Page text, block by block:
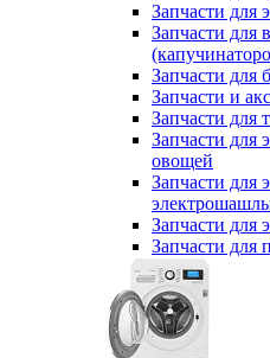
Запчасти для
Запчасти для
Запчасти для
Запчасти и
Запчасти для
Запчасти для
овощей
Запчасти для
Запчасти для
Запчасти для